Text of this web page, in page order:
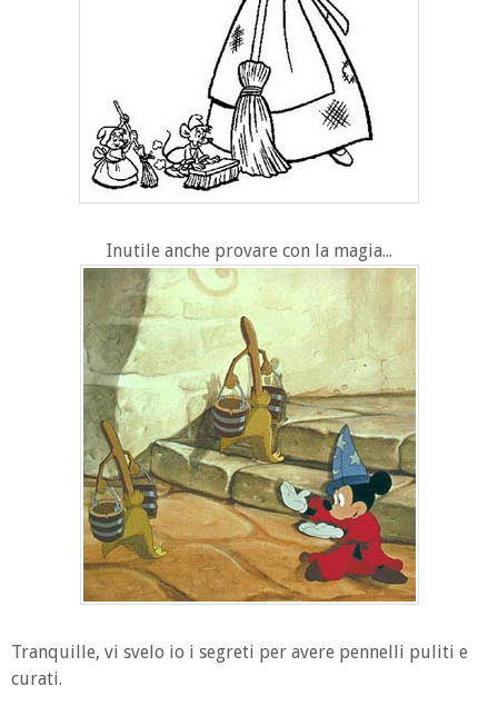
Inutile anche provare con la magia...
Tranquille, vi svelo io i segreti per avere pennelli puliti e
curati.